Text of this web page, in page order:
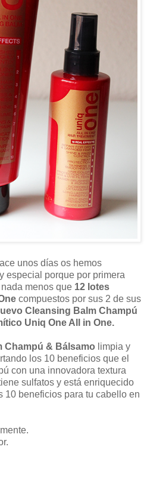
unos días os hemos
especial porque por primera
menos que 12 lotes
compuestos por sus 2 de sus
Cleansing Balm Champú
Uniq One All in One.
Champú & Bálsamo limpia y
los 10 beneficios que el
con una innovadora textura
sulfatos y está enriquecido
10 beneficios para tu cabello en